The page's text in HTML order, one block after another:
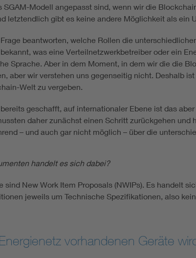
Modell angepasst sind, wenn wir die
letztendlich gibt es keine andere Möglichkeit als ein
beantworten, welche Rollen die
was eine Verteilnetzwerkbetreiber oder ein
Sprache. Aber in dem Moment, in dem wir die die
aber wir verstehen uns gegenseitig nicht. Deshalb
Welt zu vergeben.
geschafft, auf internationaler Ebene ist das
daher zunächst einen Schritt zurückgehen
– und auch gar nicht möglich – über die
handelt es sich dabei?
sind New Work Item Proposals (NWIPs). Es handelt
jeweils um Technische Spezifikationen, also
vorhandenen Geräte